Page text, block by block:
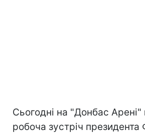
Сьогодні на "Донбас Арені"
робоча зустріч президента